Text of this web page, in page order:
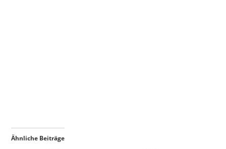
Ähnliche Beiträge